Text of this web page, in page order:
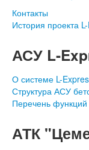
Контакты
История проекта
АСУ L-
О системе L-
Структура АСУ
Перечень функций
АТК